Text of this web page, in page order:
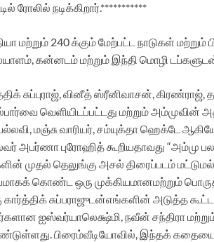
ரோலில் நடிக்கிறார்.***********
மற்றும் 240க்கும்மேற்பட்ட நாடுகள் மற்றும்
,கன்னடம்மற்றும் இந்தி மொழி
சுப்புராஜ்,வினீத்ஸ்ரீனிவாசன்,கிரண்ராஜ்,
பார்வை வெளியிடப்பட்டது மற்றும்அம்முவின்
,மஞ்சுவாரியர்,சம்யுக்தாஹெக்டே
அபர்ணாபுரோஹித்கூறியதாவது “அம்மு
முதல் தெலுங்கு அசல் திரைப்படம்
கொண்ட ஒரு முக்கியமானமற்றும்
கார்த்திக்சுப்பராஜுடன்எங்களின் அடுத்த
ஐஸ்வர்யாலெக்ஷ்மி,நவீன் சந்திரா
.பிரைம்வீடியோவில், இந்தக்